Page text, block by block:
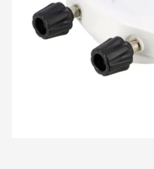
Accessoires pour montures
Pièces détachées